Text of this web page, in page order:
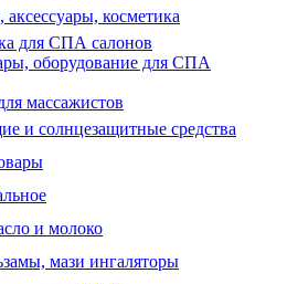
косметика
для СПА салонов
оборудование для СПА
массажистов
и солнцезащитные средства
и молоко
мази ингаляторы